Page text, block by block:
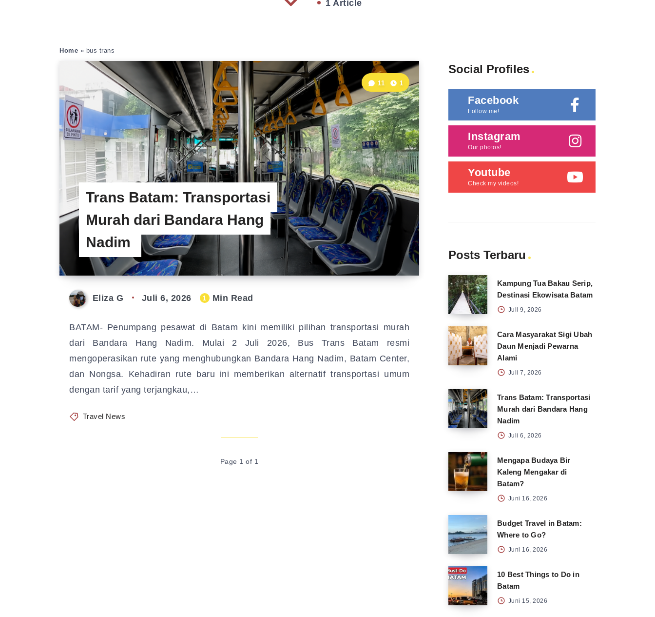
1 Article
Home » bus trans
Trans Batam: Transportasi
Murah dari Bandara Hang
Nadim
11 1
Eliza G Juli 6, 2026 1 Min Read
BATAM- Penumpang pesawat di Batam kini memiliki pilihan transportasi murah
dari Bandara Hang Nadim. Mulai 2 Juli 2026, Bus Trans Batam resmi
mengoperasikan rute yang menghubungkan Bandara Hang Nadim, Batam Center,
dan Nongsa. Kehadiran rute baru ini memberikan alternatif transportasi umum
dengan tarif yang terjangkau,…
Travel News
Page 1 of 1
Social Profiles
Facebook
Follow me!
Instagram
Our photos!
Youtube
Check my videos!
Posts Terbaru
Kampung Tua Bakau Serip,
Destinasi Ekowisata Batam
Juli 9, 2026
Cara Masyarakat Sigi Ubah
Daun Menjadi Pewarna
Alami
Juli 7, 2026
Trans Batam: Transportasi
Murah dari Bandara Hang
Nadim
Juli 6, 2026
Mengapa Budaya Bir
Kaleng Mengakar di
Batam?
Juni 16, 2026
Budget Travel in Batam:
Where to Go?
Juni 16, 2026
10 Best Things to Do in
Batam
Juni 15, 2026